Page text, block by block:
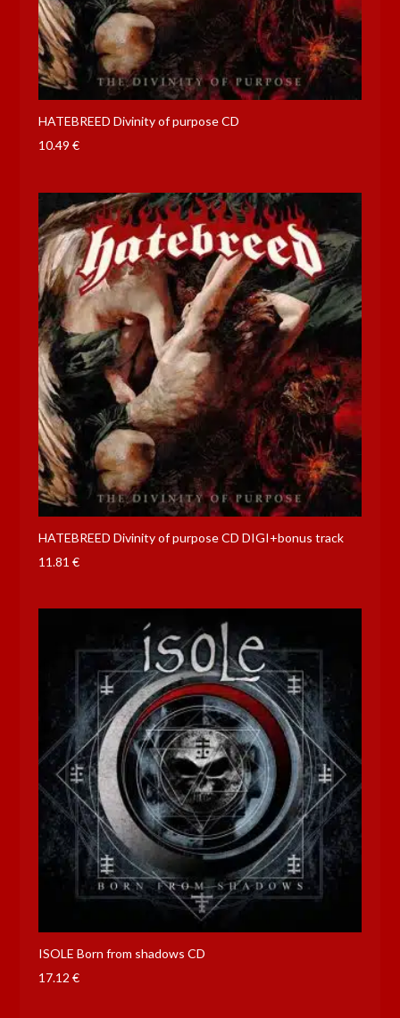
HATEBREED Divinity of purpose CD
10.49 €
HATEBREED Divinity of purpose CD DIGI+bonus track
11.81 €
ISOLE Born from shadows CD
17.12 €